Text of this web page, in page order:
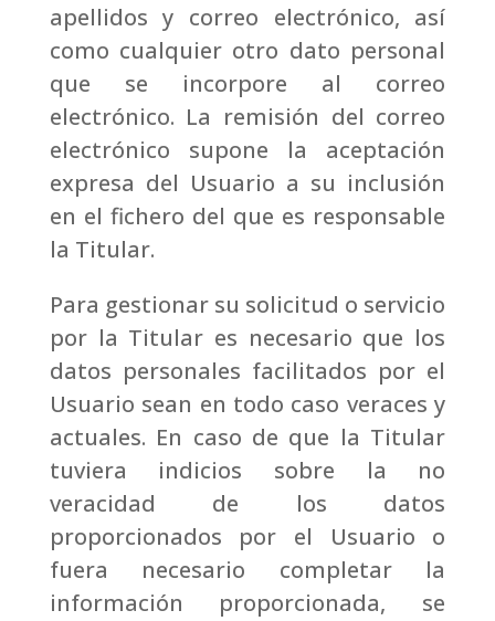
apellidos y correo electrónico, así
como cualquier otro dato personal
que se incorpore al correo
electrónico. La remisión del correo
electrónico supone la aceptación
expresa del Usuario a su inclusión
en el fichero del que es responsable
la Titular.
Para gestionar su solicitud o servicio
por la Titular es necesario que los
datos personales facilitados por el
Usuario sean en todo caso veraces y
actuales. En caso de que la Titular
tuviera indicios sobre la no
veracidad de los datos
proporcionados por el Usuario o
fuera necesario completar la
información proporcionada, se